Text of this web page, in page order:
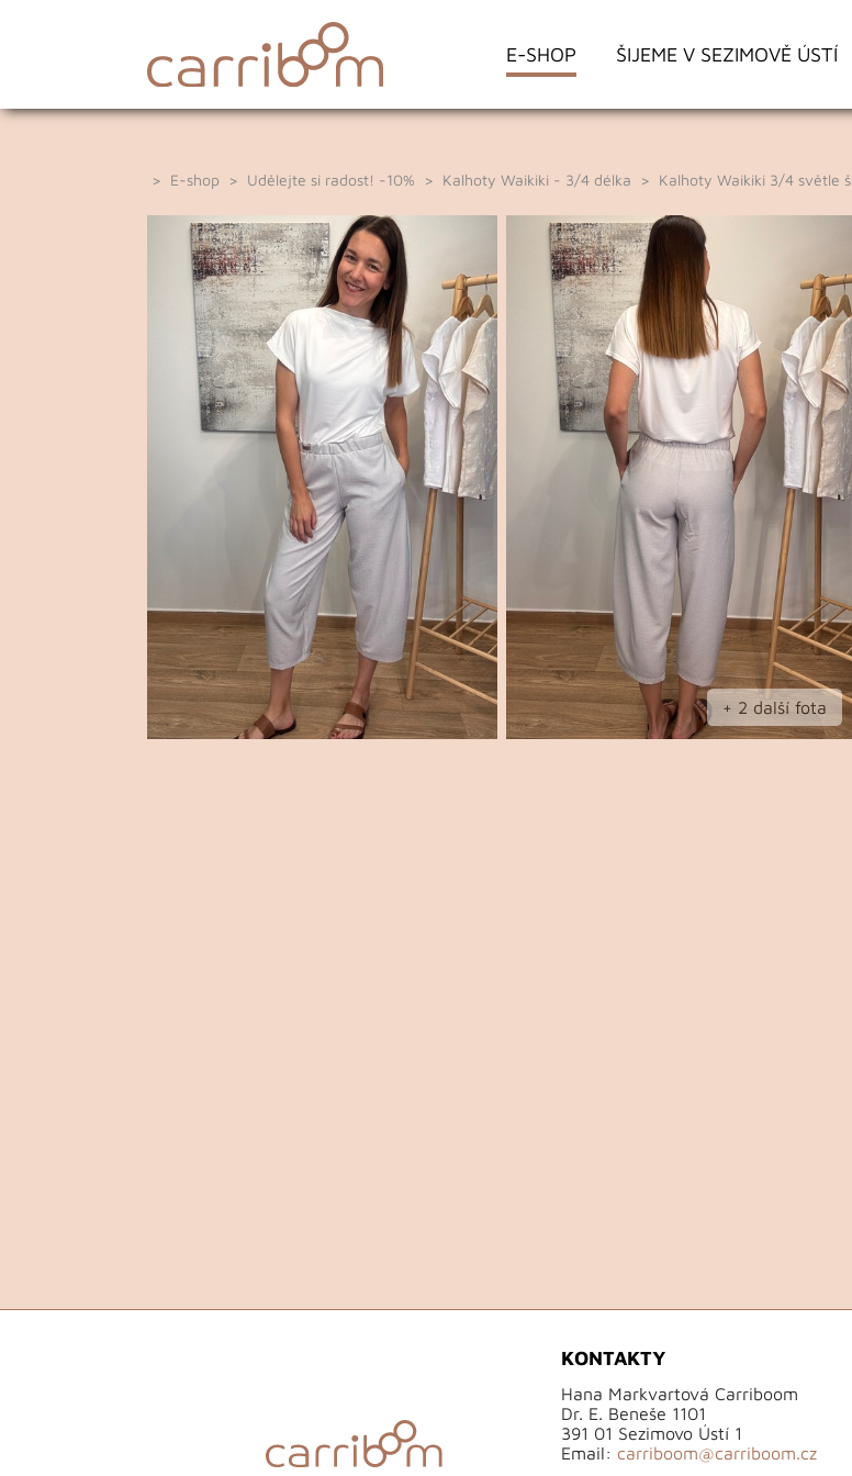
E-SHOP ŠIJEME V SEZIMOVĚ ÚSTÍ
> E-shop > Udělejte si radost! -10% > Kalhoty Waikiki - 3/4 délka > Kalhoty Waikiki 3/4 světle
+ 2 další fota
KONTAKTY
Hana Markvartová Carriboom
Dr. E. Beneše 1101
391 01 Sezimovo Ústí 1
Email: carriboom@carriboom.cz